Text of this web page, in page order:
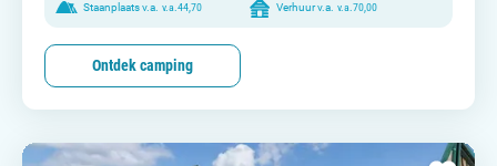
Staanplaats v.a. v.a.44,70 Verhuur v.a. v.a.70,00
Ontdek camping